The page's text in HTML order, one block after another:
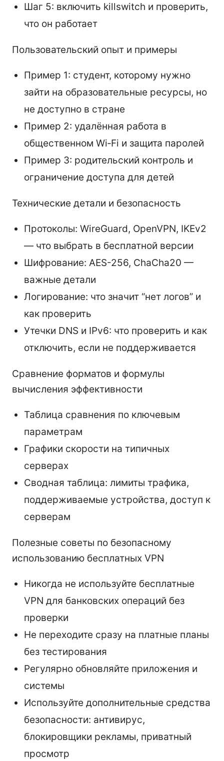
Шаг 5: включить killswitch и проверить,
что он работает
Пользовательский опыт и примеры
Пример 1: студент, которому нужно
зайти на образовательные ресурсы, но
не доступно в стране
Пример 2: удалённая работа в
общественном Wi‑Fi и защита паролей
Пример 3: родительский контроль и
ограничение доступа для детей
Технические детали и безопасность
Протоколы: WireGuard, OpenVPN, IKEv2
— что выбрать в бесплатной версии
Шифрование: AES-256, ChaCha20 —
важные детали
Логирование: что значит “нет логов” и
как проверить
Утечки DNS и IPv6: что проверить и как
отключить, если не поддерживается
Сравнение форматов и формулы
вычисления эффективности
Таблица сравнения по ключевым
параметрам
Графики скорости на типичных
серверах
Сводная таблица: лимиты трафика,
поддерживаемые устройства, доступ к
серверам
Полезные советы по безопасному
использованию бесплатных VPN
Никогда не используйте бесплатные
VPN для банковских операций без
проверки
Не переходите сразу на платные планы
без тестирования
Регулярно обновляйте приложения и
системы
Используйте дополнительные средства
безопасности: антивирус,
блокировщики рекламы, приватный
просмотр